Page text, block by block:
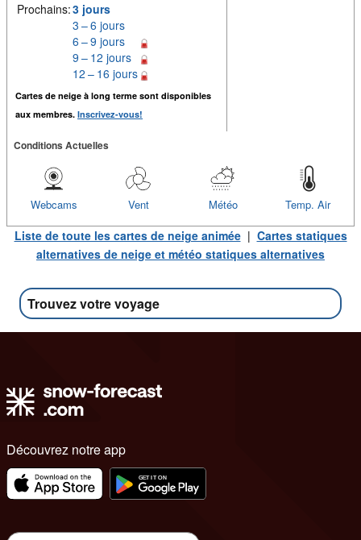
Prochains:3 jours
3 – 6 jours
6 – 9 jours
9 – 12 jours
12 – 16 jours
Cartes de neige à long terme sont disponibles
aux membres. Inscrivez-vous!
Conditions Actuelles
Temp. Air
Météo
Vent
Webcams
Liste de toute les cartes de neige animée| Cartes statiques
alternatives de neige et météo statiques alternatives
Trouvez votre voyage
Découvrez notre app